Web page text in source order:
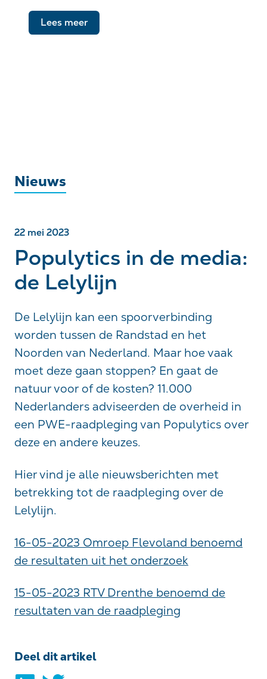
Lees meer
Nieuws
22 mei 2023
Populytics in de media:
de Lelylijn
De Lelylijn kan een spoorverbinding
worden tussen de Randstad en het
Noorden van Nederland. Maar hoe vaak
moet deze gaan stoppen? En gaat de
natuur voor of de kosten? 11.000
Nederlanders adviseerden de overheid in
een PWE-raadpleging van Populytics over
deze en andere keuzes.
Hier vind je alle nieuwsberichten met
betrekking tot de raadpleging over de
Lelylijn.
16-05-2023 Omroep Flevoland benoemd
de resultaten uit het onderzoek
15-05-2023 RTV Drenthe benoemd de
resultaten van de raadpleging
Deel dit artikel